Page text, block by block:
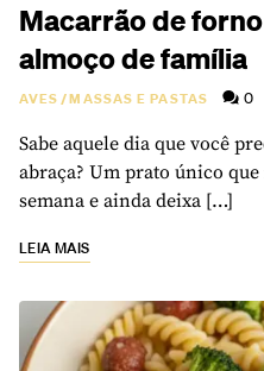
Macarrão de
almoço de família
AVES/MASSAS E PASTAS 0
Sabe aquele dia que você
abraça? Um prato único
semana e ainda deixa […]
LEIA MAIS